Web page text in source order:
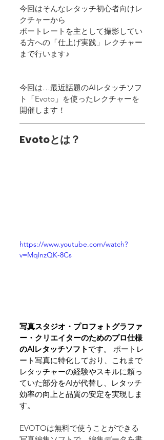
今回はそんなレタッチ初心者向けレ
クチャーから
ポートレートを主として撮影してい
る方への「仕上げ実践」レクチャー
まで行います♪
今回は…最近話題のAIレタッチソフ
ト「Evoto」を使ったレクチャーを
開催します！
Evotoとは？
https://www.youtube.com/watch?
v=MqlnzQK-8Cs
写真スタジオ・プロフォトグラファ
ー・クリエイターのためのプロ仕様
のAIレタッチソフト です。 ポートレ
ート写真に特化しており、これまで
レタッチャーの経験やスキルに頼っ
ていた部分をAIが代替し、レタッチ
効率の向上と品質の安定を実現しま
す。
EVOTOは無料で使うことができる